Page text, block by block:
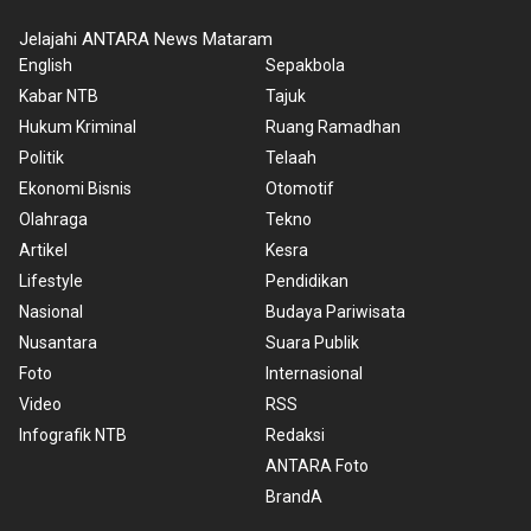
Jelajahi ANTARA News Mataram
English
Kabar NTB
Hukum Kriminal
Politik
Ekonomi Bisnis
Olahraga
Artikel
Lifestyle
Nasional
Nusantara
Foto
Video
Infografik NTB
Sepakbola
Tajuk
Ruang Ramadhan
Telaah
Otomotif
Tekno
Kesra
Pendidikan
Budaya Pariwisata
Suara Publik
Internasional
RSS
Redaksi
ANTARA Foto
BrandA